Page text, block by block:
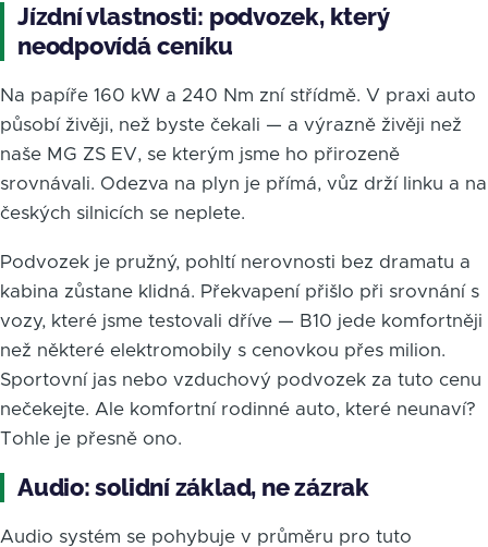
Jízdní vlastnosti: podvozek, který
neodpovídá ceníku
Na papíře 160 kW a 240 Nm zní střídmě. V praxi auto
působí živěji, než byste čekali — a výrazně živěji než
naše MG ZS EV, se kterým jsme ho přirozeně
srovnávali. Odezva na plyn je přímá, vůz drží linku a na
českých silnicích se neplete.
Podvozek je pružný, pohltí nerovnosti bez dramatu a
kabina zůstane klidná. Překvapení přišlo při srovnání s
vozy, které jsme testovali dříve — B10 jede komfortněji
než některé elektromobily s cenovkou přes milion.
Sportovní jas nebo vzduchový podvozek za tuto cenu
nečekejte. Ale komfortní rodinné auto, které neunaví?
Tohle je přesně ono.
Audio: solidní základ, ne zázrak
Audio systém se pohybuje v průměru pro tuto